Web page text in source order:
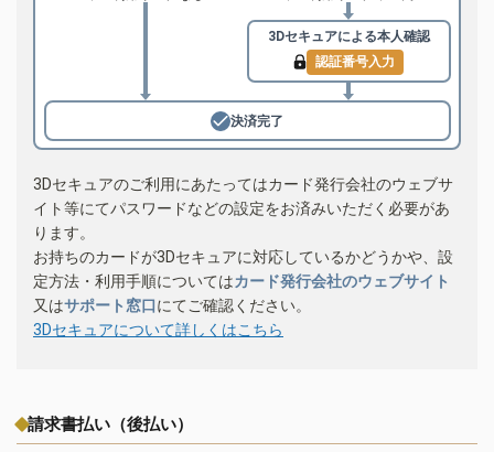
3Dセキュアによる本人確認
認証番号入力
決済完了
3Dセキュアのご利用にあたってはカード発行会社のウェブサ
イト等にてパスワードなどの設定をお済みいただく必要があ
ります。
お持ちのカードが3Dセキュアに対応しているかどうかや、設
定方法・利用手順についてはカード発行会社のウェブサイト
又はサポート窓口にてご確認ください。
3Dセキュアについて詳しくはこちら
請求書払い（後払い）